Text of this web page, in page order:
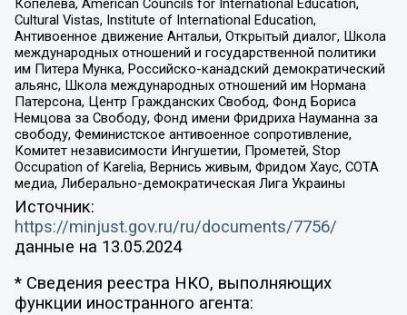
Копелева, American Councils for International Education,
Cultural Vistas, Institute of International Education,
Антивоенное движение Антальи, Открытый диалог, Школа
международных отношений и государственной политики
им Питера Мунка, Российско-канадский демократический
альянс, Школа международных отношений им Нормана
Патерсона, Центр Гражданских Свобод, Фонд Бориса
Немцова за Свободу, Фонд имени Фридриха Науманна за
свободу, Феминистское антивоенное сопротивление,
Комитет независимости Ингушетии, Прометей, Stop
Occupation of Karelia, Вернись живым, Фридом Хаус, СОТА
медиа, Либерально-демократическая Лига Украины
Источник:
https://minjust.gov.ru/ru/documents/7756/
данные на 13.05.2024
* Сведения реестра НКО, выполняющих
функции иностранного агента: